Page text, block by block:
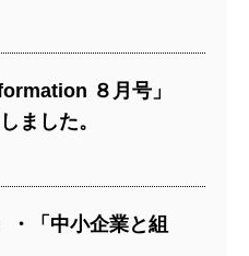
８月号」
ました。
「中小企業と組